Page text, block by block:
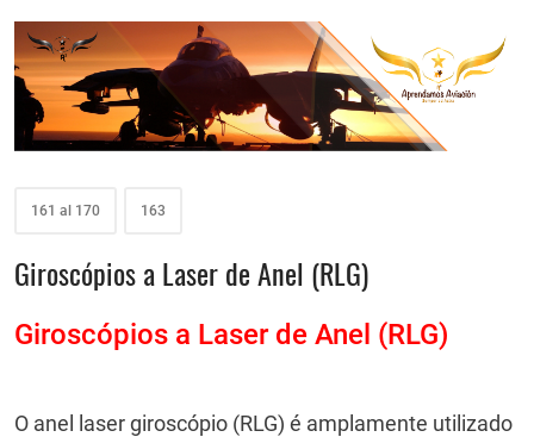
161 al 170 163
Giroscópios a Laser de Anel (RLG)
Giroscópios a Laser de Anel (RLG)
O anel laser giroscópio (RLG) é amplamente utilizado